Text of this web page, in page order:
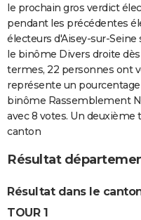
FORUM
Bricolage
Lifestyle
Culture
Sport
Auto
Television
Voyage
Cinema
le prochain gros verdict
pendant les précédentes
électeurs d'Aisey-sur-
le binôme Divers droite
termes, 22 personnes ont
représente un pourcentage
binôme Rassemblement
avec 8 votes. Un deuxième
canton
Résultat
Résultat dans le
TOUR 1